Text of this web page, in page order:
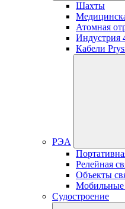
Шахты
Атомная
Индустрия
Кабели
РЭА
Релейная
Объекты
Мобильные
Судостроение